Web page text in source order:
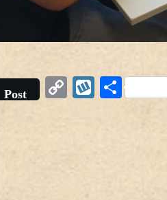
Post
CopyWykop